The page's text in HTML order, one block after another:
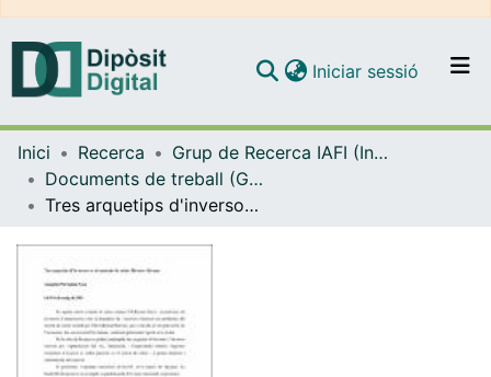
Navega per tot el DD
Iniciar sessió (current)
Inici Recerca
Grup de Recerca IAFI (Investigació en Anàlisi Financera i de la Incertesa)
Documents de treball (Grup de Recerca IAFI)
Tres arquetips d'inversors en els mercats de valors. Retorn a Keynes